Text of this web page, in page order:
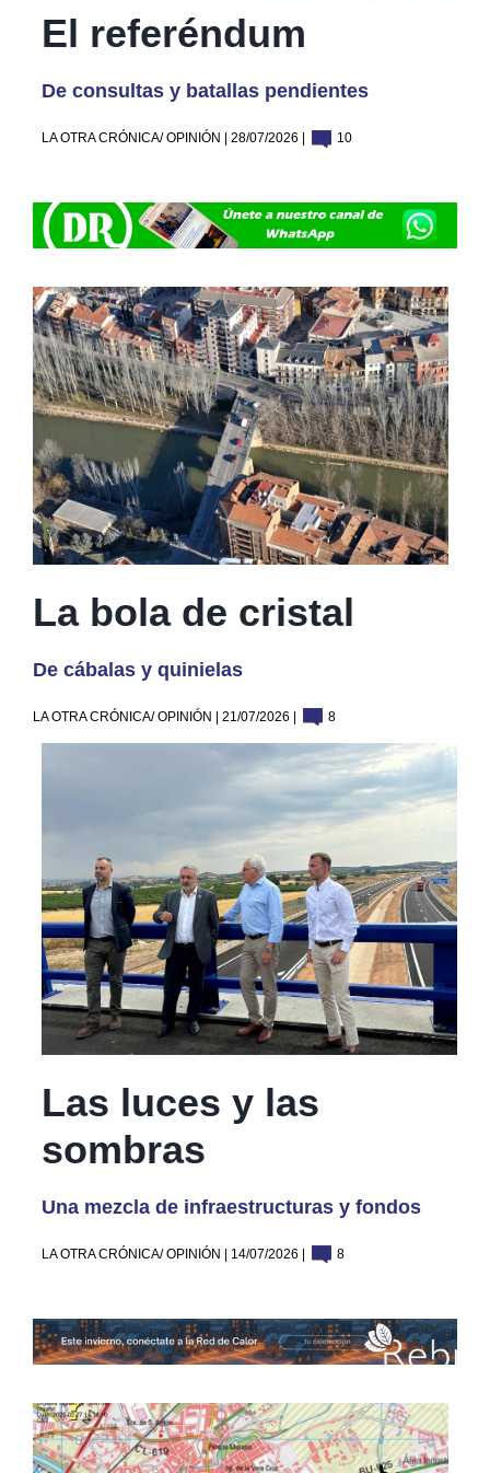
El referéndum
De consultas y batallas pendientes
LA OTRA CRÓNICA/ OPINIÓN | 28/07/2026 | 10
La bola de cristal
De cábalas y quinielas
LA OTRA CRÓNICA/ OPINIÓN | 21/07/2026 | 8
Las luces y las
sombras
Una mezcla de infraestructuras y fondos
LA OTRA CRÓNICA/ OPINIÓN | 14/07/2026 | 8